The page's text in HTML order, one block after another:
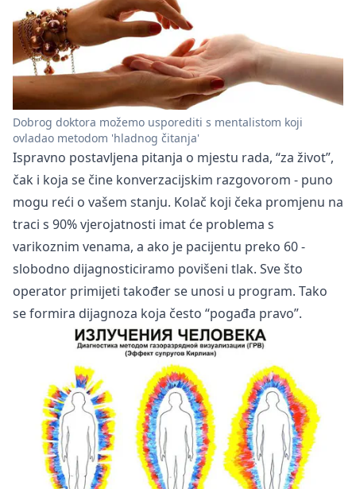
Dobrog doktora možemo usporediti s mentalistom koji
ovladao metodom 'hladnog čitanja'
Ispravno postavljena pitanja o mjestu rada, “za život”,
čak i koja se čine konverzacijskim razgovorom - puno
mogu reći o vašem stanju. Kolač koji čeka promjenu na
traci s 90% vjerojatnosti imat će problema s
varikoznim venama, a ako je pacijentu preko 60 -
slobodno dijagnosticiramo povišeni tlak. Sve što
operator primijeti također se unosi u program. Tako
se formira dijagnoza koja često “pogađa pravo”.